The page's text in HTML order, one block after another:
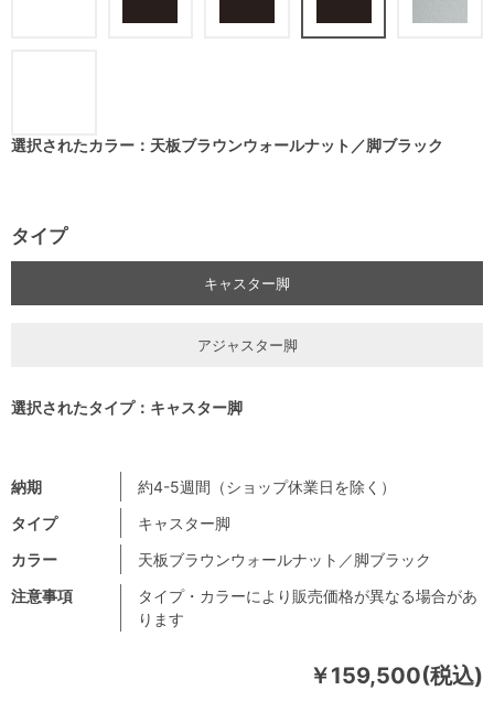
￥159,500(税込)
注意事項
タイプ・カラーにより販売価格が異なる場合があ
ります
納期
約4-5週間（ショップ休業日を除く）
タイプ
キャスター脚
カラー
天板ブラウンウォールナット／脚ブラック
選択されたカラー：天板ブラウンウォールナット／脚ブラック
タイプ
キャスター脚
アジャスター脚
選択されたタイプ：キャスター脚